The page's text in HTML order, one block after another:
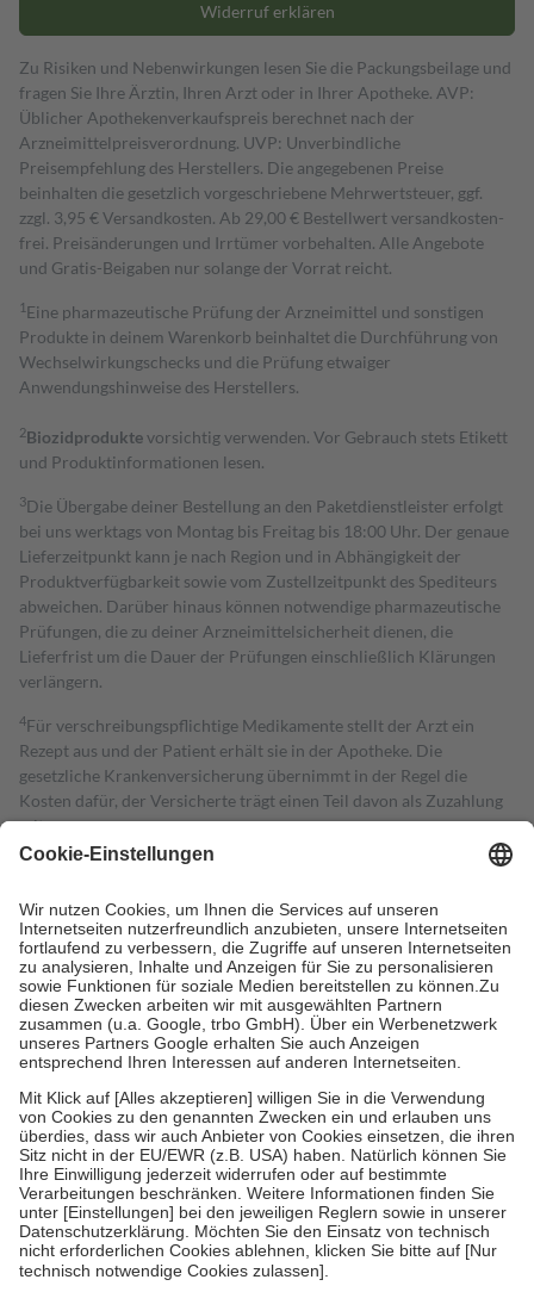
Widerruf erklären
Zu Risiken und Nebenwirkungen lesen Sie die Packungsbeilage und
fragen Sie Ihre Ärztin, Ihren Arzt oder in Ihrer Apotheke. AVP:
Üblicher Apothekenverkaufspreis berechnet nach der
Arzneimittelpreisverordnung. UVP: Unverbindliche
Preisempfehlung des Herstellers. Die angegebenen Preise
beinhalten die gesetzlich vorgeschriebene Mehrwertsteuer, ggf.
zzgl. 3,95 € Versandkosten. Ab 29,00 € Bestell­wert versand­kosten­
frei. Preisänderungen und Irrtümer vorbehalten. Alle Angebote
und Gratis-Beigaben nur solange der Vorrat reicht.
1 Eine pharmazeutische Prüfung der Arzneimittel und sonstigen
Produkte in deinem Warenkorb beinhaltet die Durchführung von
Wechselwirkungschecks und die Prüfung etwaiger
Anwendungshinweise des Herstellers.
2Biozidproduktevorsichtig verwenden. Vor Gebrauch stets Etikett
und Produktinformationen lesen.
3Die Übergabe deiner Bestellung an den Paketdienstleister erfolgt
bei uns werktags von Montag bis Freitag bis 18:00 Uhr. Der genaue
Lieferzeitpunkt kann je nach Region und in Abhängigkeit der
Produktverfügbarkeit sowie vom Zustellzeitpunkt des Spediteurs
abweichen. Darüber hinaus können notwendige pharmazeutische
Prüfungen, die zu deiner Arzneimittelsicherheit dienen, die
Lieferfrist um die Dauer der Prüfungen einschließlich Klärungen
verlängern.
4Für verschreibungspflichtige Medikamente stellt der Arzt ein
Rezept aus und der Patient erhält sie in der Apotheke. Die
gesetzliche Krankenversicherung übernimmt in der Regel die
Kosten dafür, der Versicherte trägt einen Teil davon als Zuzahlung
mit.
Grundsätzlich leisten Mitglieder Zuzahlungen in Höhe von zehn
höchstens zehn Euro.
Es sind jedoch nie mehr als die tatsächlichen
Kosten der Leistung zu entrichten.
Diese Regeln gelten grundsätzlich auch für Online-Apotheken.
Bei Heilmitteln und häuslicher Krankenpflege beträgt die
Zuzahlung zehn Prozent der Kosten sowie zehn Euro je
Verordnung.
Um das Engagement der Versicherten für ihre eigene Gesundheit zu
stärken und die besondere Stellung der Familie zu unterstützen,
fallenkeine Zuzahlungenan bei:
• Kindern und Jugendlichen bis zum vollendeten 18. Lebensjahr
mit Ausnahme der Fahrkosten
• Untersuchungen zur Vorsorge und Früherkennung, die von der
GKV getragen werden
• empfohlenen Schutzimpfungen
• Harn- und Blutteststreifen